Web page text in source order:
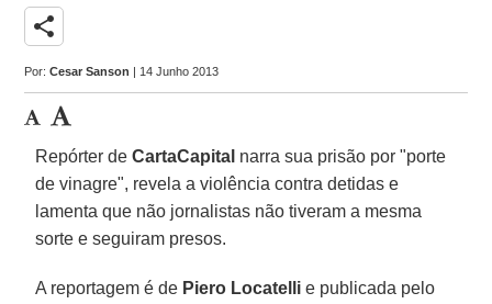
share
Por:Cesar Sanson | 14 Junho 2013
Repórter deCartaCapital narra sua prisão por "porte
de vinagre", revela a violência contra detidas e
lamenta que não jornalistas não tiveram a mesma
sorte e seguiram presos.
A reportagem é de Piero Locatelli e publicada pelo